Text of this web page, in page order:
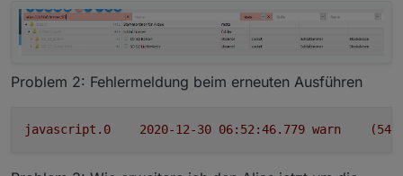
Problem 2: Fehlermeldung beim erneuten Ausführen
javascript.0 warn